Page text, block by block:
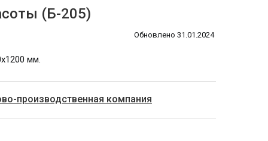
(Б-205)
Обновлено 31.01.2024
мм.
производственная компания